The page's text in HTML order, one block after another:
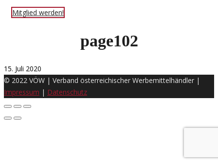
Mitglied werden!
page102
15. Juli 2020
© 2022 VÖW | Verband österreichischer Werbemittelhändler |
Impressum | Datenschutz